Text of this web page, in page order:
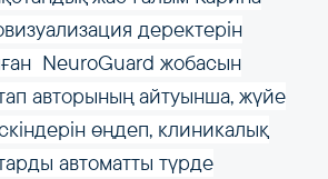
деректерін
NeuroGuard жобасын
авторының айтуынша, жүйе
өңдеп, клиникалық
автоматты түрде